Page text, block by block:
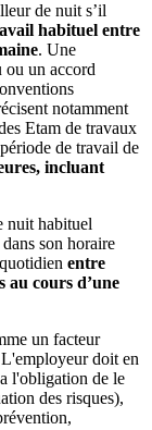
de nuit s’il
habituel entre
. Une
ou un accord
notamment
Etam de travaux
de travail de
incluant
nuit habituel
son horaire
entre
au cours d’une
un facteur
doit en
l'obligation de le
des risques),